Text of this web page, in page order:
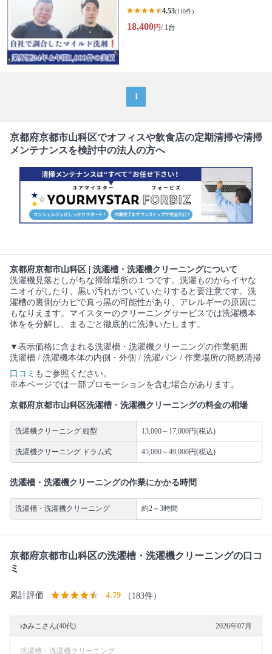
4.53(110件)
18,400円/ 1台
1
京都府京都市山科区でオフィスや飲食店の定期清掃や清掃
メンテナンスを検討中の法人の方へ
京都府京都市山科区 | 洗濯槽・洗濯機クリーニングについて
洗濯機見落としがちな掃除場所の１つです。洗濯ものからイヤな
ニオイがしたり、黒い汚れがついていたりすると要注意です。洗
濯槽の裏側がカビで真っ黒の可能性があり、アレルギーの原因に
もなりえます。マイスターのクリーニングサービスでは洗濯機本
体をを分解し、まるごと徹底的に洗浄いたします。
▼表示価格に含まれる洗濯槽・洗濯機クリーニングの作業範囲
洗濯槽 / 洗濯機本体の内側・外側 / 洗濯パン / 作業場所の簡易清掃
口コミ もご参照ください。
※本ページでは一部プロモーションを含む場合があります。
京都府京都市山科区洗濯槽・洗濯機クリーニングの料金の相場
洗濯機クリーニング 縦型 13,000～17,000円(税込)
洗濯機クリーニング ドラム式 45,000～49,000円(税込)
洗濯槽・洗濯機クリーニングの作業にかかる時間
洗濯槽・洗濯機クリーニング 約2～3時間
京都府京都市山科区の洗濯槽・洗濯機クリーニングの口コ
ミ
累計評価 4.79 （183件）
ゆみこさん(40代) 2026年07月
洗濯槽・洗濯機クリーニング